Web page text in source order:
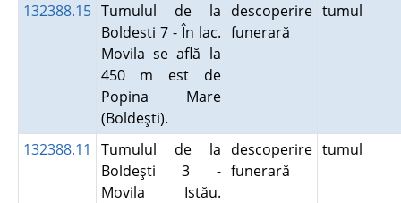
132388.15 Tumulul de la
Boldesti 7 - În lac.
Movila se află la
450 m est de
Popina Mare
(Boldeşti).
descoperire
funerară
tumul
132388.11
Tumulul de la
Boldeşti 3 -
Movila Istău.
descoperire
funerară
tumul